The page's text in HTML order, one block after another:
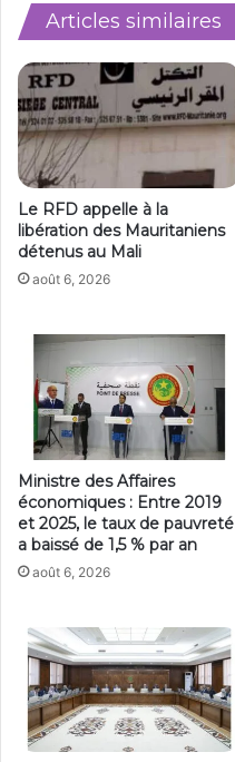
Articles similaires
Le RFD appelle à la
libération des Mauritaniens
détenus au Mali
août 6, 2026
Ministre des Affaires
économiques : Entre 2019
et 2025, le taux de pauvreté
a baissé de 1,5 % par an
août 6, 2026